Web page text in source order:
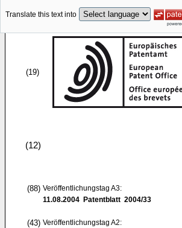
Translate this text into
(19)
(12)
(88) Veröffentlichungstag A3:
11.08.2004 Patentblatt 2004/33
(43) Veröffentlichungstag A2: